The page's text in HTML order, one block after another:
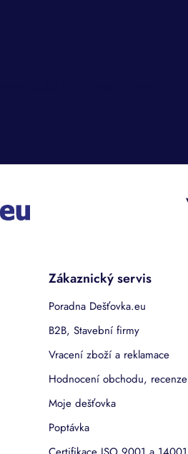
Zákaznický servis
Poradna Dešťovka.eu
B2B, Stavební firmy
Vracení zboží a reklamace
Hodnocení obchodu, recenze
Moje dešťovka
Poptávka